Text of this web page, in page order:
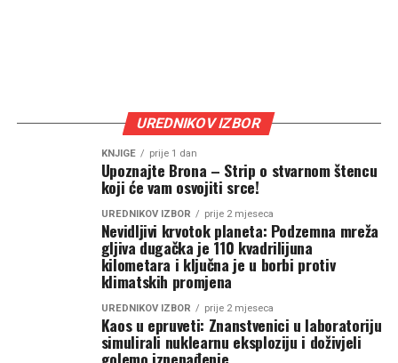
UREDNIKOV IZBOR
KNJIGE prije 1 dan
Upoznajte Brona – Strip o stvarnom štencu
koji će vam osvojiti srce!
UREDNIKOV IZBOR prije 2 mjeseca
Nevidljivi krvotok planeta: Podzemna mreža
gljiva dugačka je 110 kvadrilijuna
kilometara i ključna je u borbi protiv
klimatskih promjena
UREDNIKOV IZBOR prije 2 mjeseca
Kaos u epruveti: Znanstvenici u laboratoriju
simulirali nuklearnu eksploziju i doživjeli